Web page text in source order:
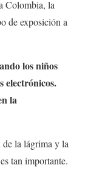
Colombia, la
de exposición a
los niños
electrónicos.
la
la lágrima y la
tan importante.